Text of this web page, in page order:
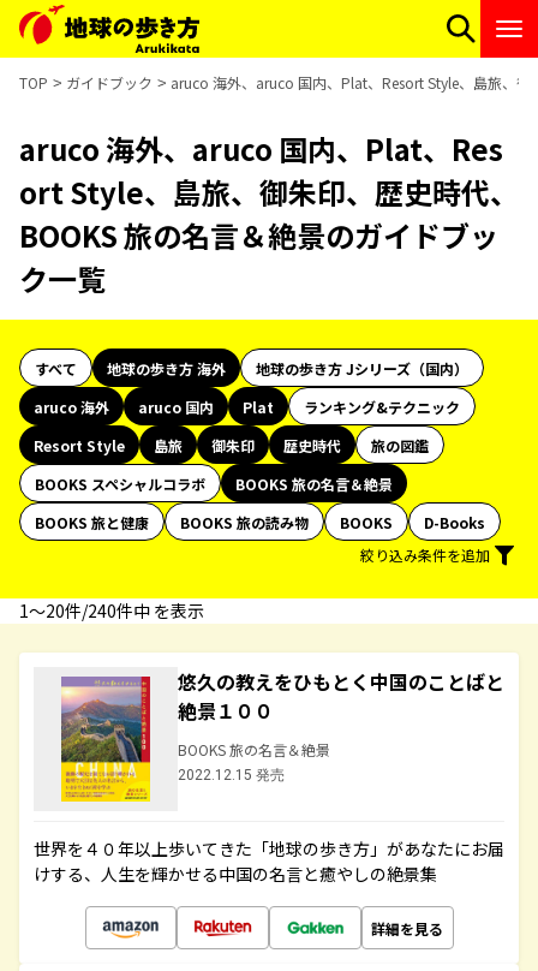
TOP ガイドブック aruco 海外、aruco 国内、Plat、Resort Style、島旅、
aruco 海外、aruco 国内、Plat、Res
ort Style、島旅、御朱印、歴史時代、
BOOKS 旅の名言＆絶景のガイドブッ
ク一覧
すべて 地球の歩き方 海外
地球の歩き方 Jシリーズ（国内）
aruco 海外
aruco 国内 Plat
ランキング&テクニック
Resort Style
島旅 御朱印 歴史時代
旅の図鑑
BOOKS スペシャルコラボ
BOOKS 旅の名言＆絶景
BOOKS 旅と健康
BOOKS 旅の読み物 BOOKS
D-Books
絞り込み条件を追加
1〜20件/240件中 を表示
悠久の教えをひもとく中国のことばと
絶景１００
BOOKS 旅の名言＆絶景
2022.12.15 発売
世界を４０年以上歩いてきた「地球の歩き方」があなたにお届
けする、人生を輝かせる中国の名言と癒やしの絶景集
詳細を見る